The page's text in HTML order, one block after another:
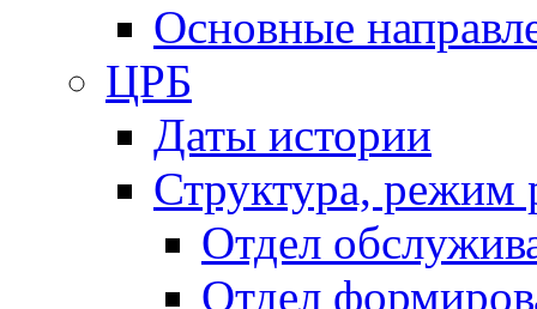
Основные
ЦРБ
Даты истории
Структура, режим
Отдел
Отдел